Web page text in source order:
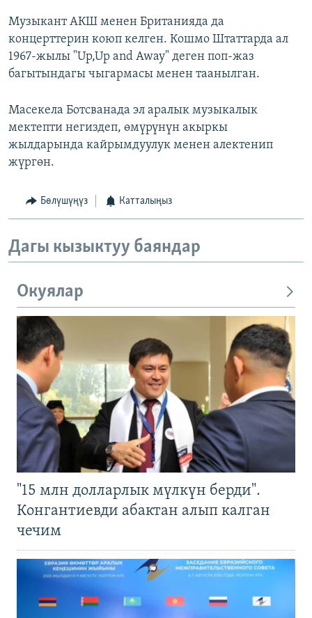
Музыкант АКШ менен Британияда да
концерттерин коюп келген. Кошмо Штаттарда ал
1967-жылы "Up,Up and Away" деген поп-жаз
багытындагы чыгармасы менен таанылган.
Масекела Ботсванада эл аралык музыкалык
мектепти негиздеп, өмүрүнүн акыркы
жылдарында кайрымдуулук менен алектенип
жүргөн.
Бөлүшүңүз Катталыңыз
Дагы кызыктуу баяндар
Окуялар
"15 млн долларлык мүлкүн берди".
Конгантиевди абактан алып калган
чечим